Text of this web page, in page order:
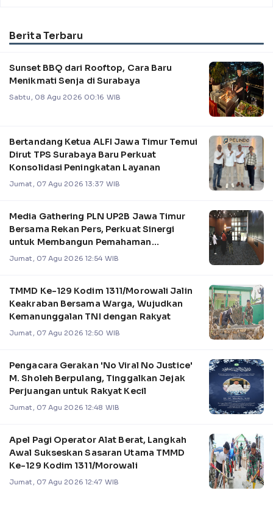
Berita Terbaru
Sunset BBQ dari Rooftop, Cara Baru
Menikmati Senja di Surabaya
Sabtu, 08 Agu 2026 00:16 WIB
Bertandang Ketua ALFI Jawa Timur Temui
Dirut TPS Surabaya Baru Perkuat
Konsolidasi Peningkatan Layanan
Jumat, 07 Agu 2026 13:37 WIB
Media Gathering PLN UP2B Jawa Timur
Bersama Rekan Pers, Perkuat Sinergi
untuk Membangun Pemahaman
Pengelolaan Sistem Kel
Jumat, 07 Agu 2026 12:54 WIB
TMMD Ke-129 Kodim 1311/Morowali Jalin
Keakraban Bersama Warga, Wujudkan
Kemanunggalan TNI dengan Rakyat
Jumat, 07 Agu 2026 12:50 WIB
Pengacara Gerakan 'No Viral No Justice'
M. Sholeh Berpulang, Tinggalkan Jejak
Perjuangan untuk Rakyat Kecil
Jumat, 07 Agu 2026 12:48 WIB
Apel Pagi Operator Alat Berat, Langkah
Awal Sukseskan Sasaran Utama TMMD
Ke-129 Kodim 1311/Morowali
Jumat, 07 Agu 2026 12:47 WIB